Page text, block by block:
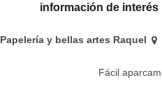
información de interés
Papelería y bellas artes Raquel
Fácil